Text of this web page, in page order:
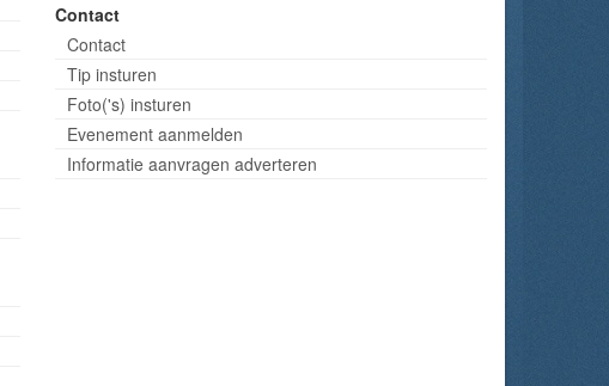
Contact
Contact
Tip insturen
Foto('s) insturen
Evenement aanmelden
Informatie aanvragen adverteren